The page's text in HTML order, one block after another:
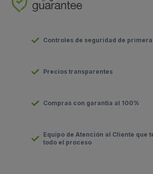
Controles de seguridad de
Precios transparentes
Compras con garantía al 100%
Equipo de Atención al Cliente que
todo el proceso